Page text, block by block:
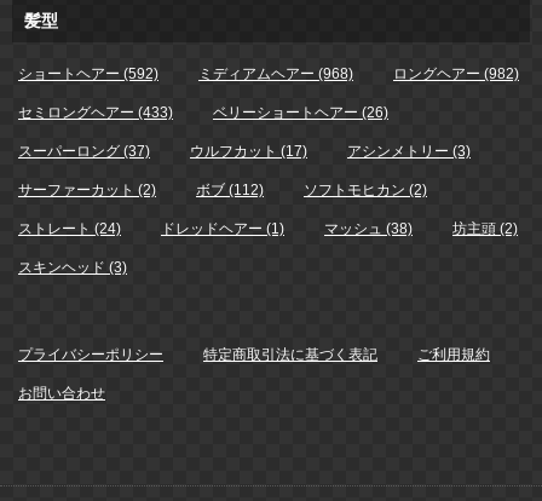
髪型
ショートヘアー (592) ミディアムヘアー (968) ロングヘアー (982)
セミロングヘアー (433) ベリーショートヘアー (26)
スーパーロング (37) ウルフカット (17) アシンメトリー (3)
サーファーカット (2) ボブ (112) ソフトモヒカン (2)
ストレート (24) ドレッドヘアー (1) マッシュ (38) 坊主頭 (2)
スキンヘッド (3)
プライバシーポリシー 特定商取引法に基づく表記 ご利用規約
お問い合わせ